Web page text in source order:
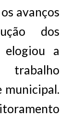
avanços
dos
elogiou a
municipal.